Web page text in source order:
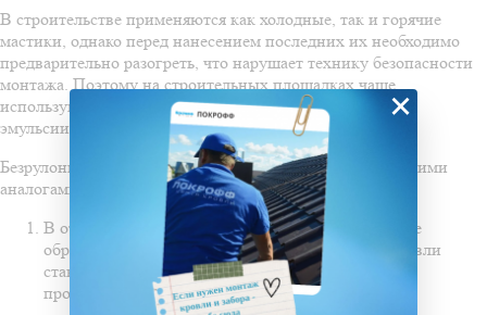
В строительстве применяются как холодные, так и горячие
мастики, однако перед нанесением последних их необходимо
предварительно разогреть, что нарушает технику безопасности
монтажа. Поэтому на строительных площадках чаще
используются холодные мастичные материалы: пасты и
эмульсии.
Безрулонные кровли имеют ряд преимуществ перед своими
аналогами:
В отличие от рулонных материалов, мастичные не
образуют при монтаже стыков. Пространство кровли
становится более герметичным и защищенным от
протеканий.
×